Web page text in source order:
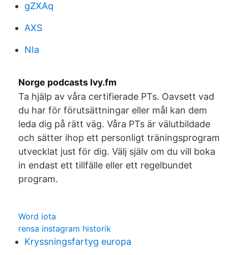
gZXAq
AXS
NIa
Norge podcasts Ivy.fm
Ta hjälp av våra certifierade PTs. Oavsett vad
du har för förutsättningar eller mål kan dem
leda dig på rätt väg. Våra PTs är välutbildade
och sätter ihop ett personligt träningsprogram
utvecklat just för dig. Välj själv om du vill boka
in endast ett tillfälle eller ett regelbundet
program.
Word iota
rensa instagram historik
Kryssningsfartyg europa